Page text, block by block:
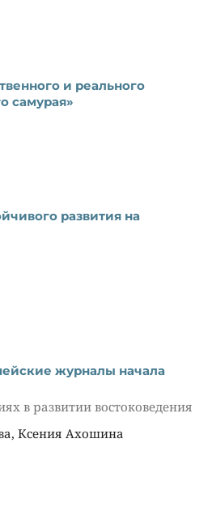
и реального
самурая»
развития на
журналы начала
в развитии востоковедения
Ксения Ахошина